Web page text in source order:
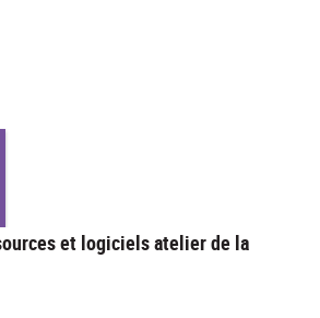
et logiciels atelier de la